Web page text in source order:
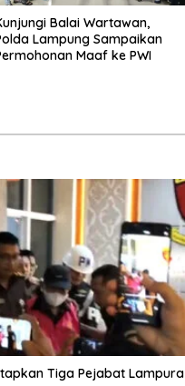
Balai Wartawan,
Lampung Sampaikan
Maaf ke PWI
Tiga Pejabat Lampura